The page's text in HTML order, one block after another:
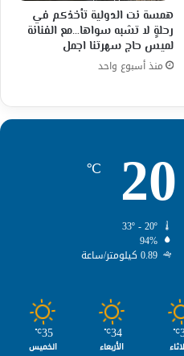
همسة نت الدولية تأخذكم في
رحلةٍ لا تشبه سواها…مع الفنانة
لميس حاج سهرتنا اجمل
منذ أسبوع واحد
20
℃
94%
0.89 كيلومتر/ساعة
℃
34
℃
الأربعاء
35
℃
الخميس